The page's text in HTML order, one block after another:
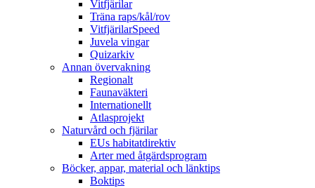
Vitfjärilar
Träna raps/kål/rov
VitfjärilarSpeed
Juvela vingar
Quizarkiv
Annan övervakning
Regionalt
Faunaväkteri
Internationellt
Atlasprojekt
Naturvård och fjärilar
EUs habitatdirektiv
Arter med åtgärdsprogram
Böcker, appar, material och länktips
Boktips